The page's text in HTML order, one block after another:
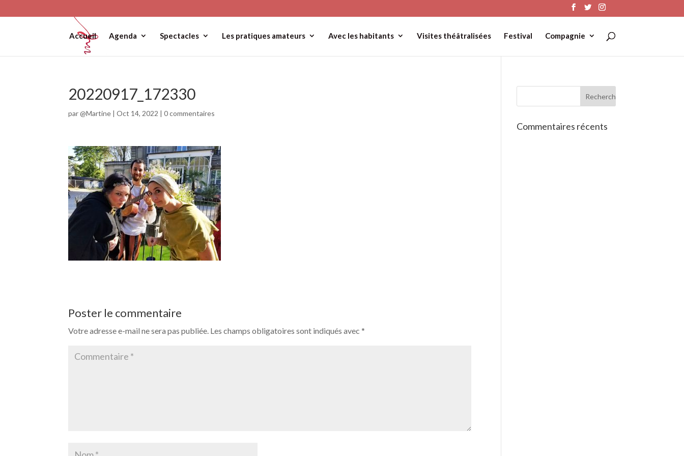
Accueil Agenda Spectacles Les pratiques amateurs Avec les habitants Visites théâtralisées Festival Compagnie
20220917_172330
par@Martine |Oct 14, 2022 |0 commentaires
Poster le commentaire
Votre adresse e-mail ne sera pas publiée. Les champs obligatoires sont indiqués avec*
Commentaires récents